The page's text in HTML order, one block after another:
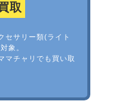
取
セサリー類(ライト
象。
マチャリでも買い取